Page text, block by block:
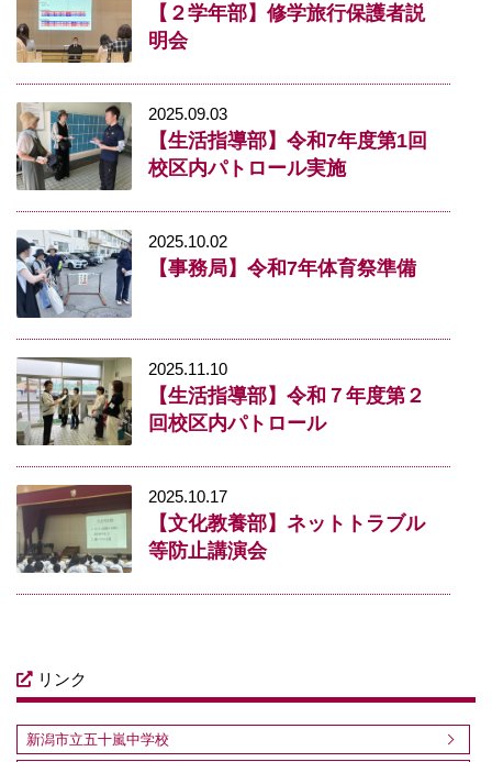
【２学年部】修学旅行保護者説
明会
2025.09.03
【生活指導部】令和7年度第1回
校区内パトロール実施
2025.10.02
【事務局】令和7年体育祭準備
2025.11.10
【生活指導部】令和７年度第２
回校区内パトロール
2025.10.17
【文化教養部】ネットトラブル
等防止講演会
リンク
新潟市立五十嵐中学校